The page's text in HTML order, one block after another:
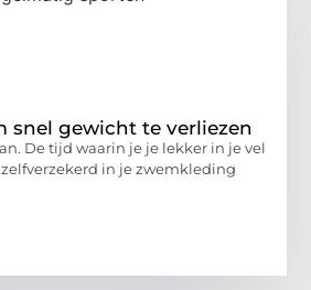
snel gewicht te verliezen
De tijd waarin je je lekker in je vel
in je zwemkleding